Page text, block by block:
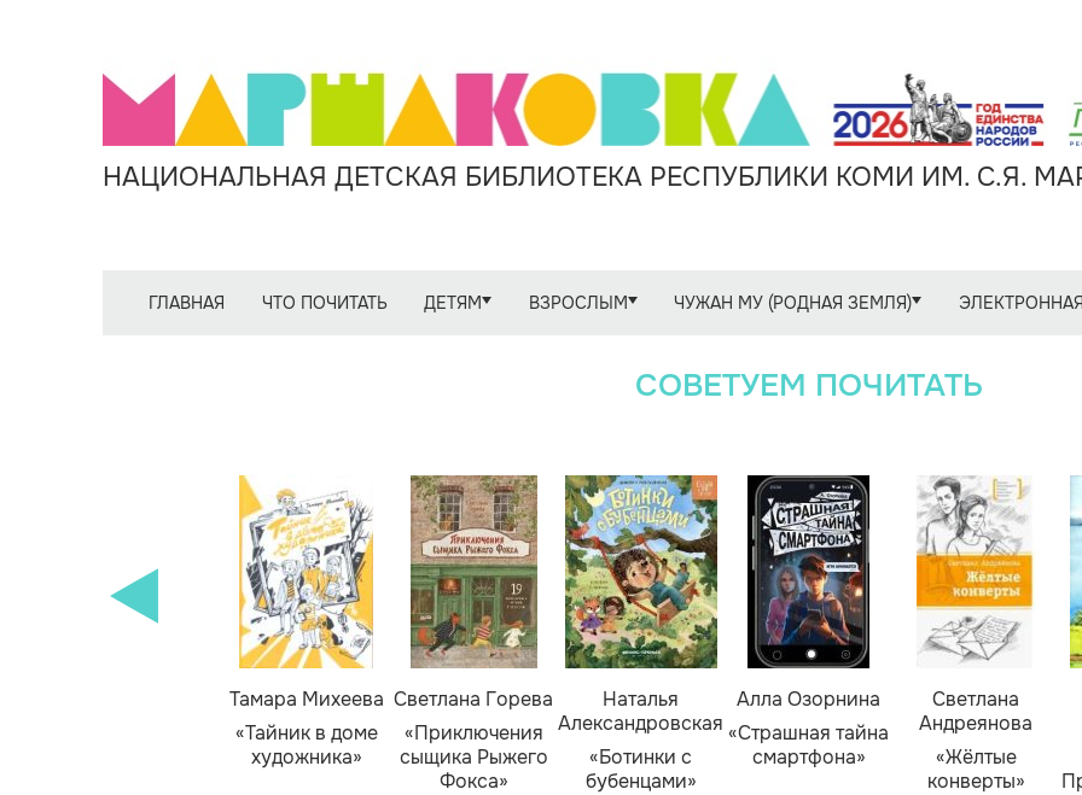
НАЦИОНАЛЬНАЯ ДЕТСКАЯ БИБЛИОТЕКА РЕСПУБЛИКИ КОМИ ИМ. С.Я.
ГЛАВНАЯ ЧТО ПОЧИТАТЬ ДЕТЯМ ВЗРОСЛЫМ ЧУЖАН МУ (РОДНАЯ ЗЕМЛЯ)
СОВЕТУЕМ ПОЧИТАТЬ
Тамара Михеева
«Тайник в доме
художника»
Светлана Горева
«Приключения
сыщика Рыжего
Фокса»
Наталья
Александровская
«Ботинки с
бубенцами»
Алла Озорнина
«Страшная тайна
смартфона»
Светлана
Андреянова
«Жёлтые
конверты»